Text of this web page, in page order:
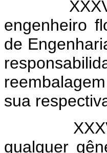
XXXVII -
engenheiro
de
sua
XXXVIII -
qualquer